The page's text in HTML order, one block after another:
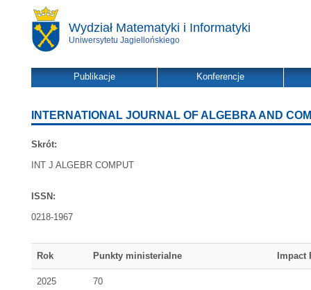
Wydział Matematyki i Informatyki
Uniwersytetu Jagiellońskiego
Publikacje Konferencje
INTERNATIONAL JOURNAL OF ALGEBRA AND
Skrót:
INT J ALGEBR COMPUT
ISSN:
0218-1967
Rok Punkty ministerialne Impact
2025 70